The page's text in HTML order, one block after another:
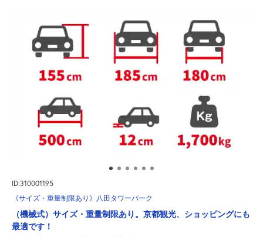
ID:310001195
《サイズ・重量制限あり》八田タワーパーク
（機械式）サイズ・重量制限あり。京都観光、ショッピングにも
最適です！